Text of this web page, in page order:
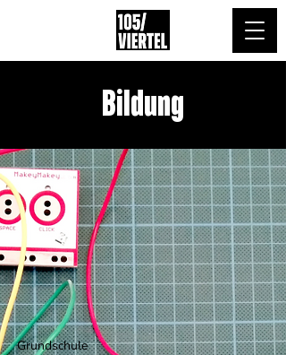
Bildung
Grundschule